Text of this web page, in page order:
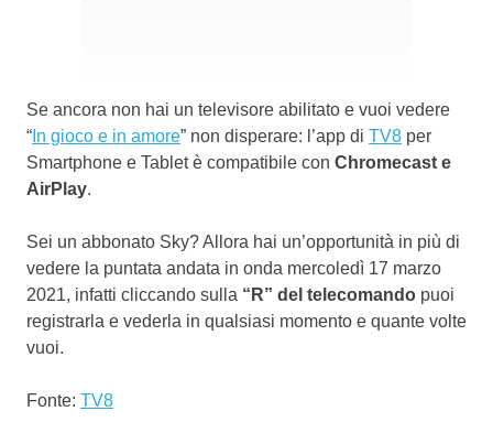
Se ancora non hai un televisore abilitato e vuoi vedere
“ In gioco e in amore” non disperare: l’app di TV8 per
Smartphone e Tablet è compatibile con Chromecast e
AirPlay.
Sei un abbonato Sky? Allora hai un’opportunità in più di
vedere la puntata andata in onda mercoledì 17 marzo
2021, infatti cliccando sulla “R” del telecomando puoi
registrarla e vederla in qualsiasi momento e quante volte
vuoi.
Fonte: TV8